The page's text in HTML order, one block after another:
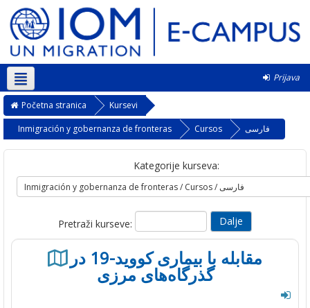
Prijava
Srpski ‎(sr_lt)‎
Početna stranica
Kursevi
Inmigración y gobernanza de fronteras
Cursos فارسی
Kategorije kurseva:
Pretraži kurseve:
مقابله با بیماری کووید-19 در
گذرگاه‌های مرزی